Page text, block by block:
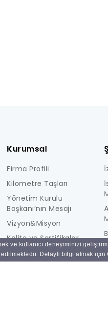
ve kullanıcı deneyiminizi
Detaylı bilgi almak için
Kurumsal
Firma Profili
Kilometre Taşları
Yönetim Kurulu
Başkanı’nın Mesajı
Vizyon&Misyon
Kalite ve Sertifikalar
Foto Galeri